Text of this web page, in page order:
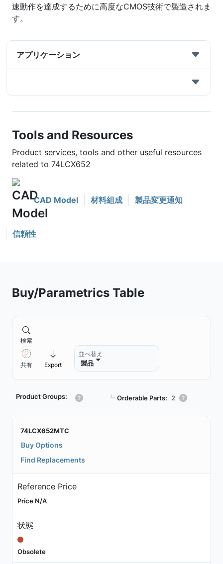
速動作を達成するために高度なCMOS技術で製造されま
す。
アプリケーション
Tools and Resources
Product services, tools and other useful resources
related to 74LCX652
CAD Model 材料組成 製品変更通知
信頼性
Buy/Parametrics Table
検索
共有 Export
並べ替え
製品
Product Groups: ┗ Orderable Parts: 2
74LCX652MTC
Buy Options
Find Replacements
Reference Price
Price N/A
状態
Obsolete